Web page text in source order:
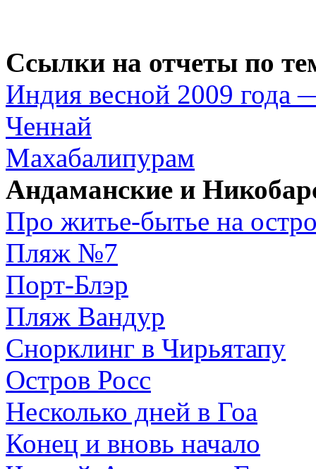
Ссылки на отчеты по
Индия весной 2009 года
Ченнай
Махабалипурам
Андаманские и
Про житье-бытье на
Пляж №7
Порт-Блэр
Пляж Вандур
Снорклинг в Чирьятапу
Остров Росс
Несколько дней в Гоа
Конец и вновь начало